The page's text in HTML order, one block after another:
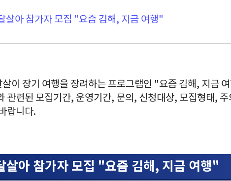
살아 참가자 모집 "요즘 김해, 지금 여행"
이 장기 여행을 장려하는 프로그램인 "요즘 김해, 지금
관련된 모집기간, 운영기간, 문의, 신청대상, 모집형태,
랍니다.
살아 참가자 모집 "요즘 김해, 지금 여행"